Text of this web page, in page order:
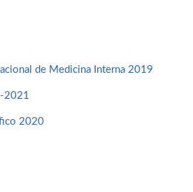
de Medicina Interna 2019
2021
2020